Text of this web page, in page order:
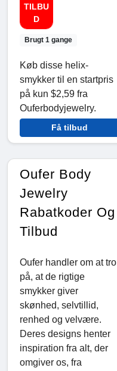
TILBU
D
Brugt 1 gange
Køb disse helix-
smykker til en startpris
på kun $2,59 fra
Ouferbodyjewelry.
Få tilbud
Oufer Body
Jewelry
Rabatkoder Og
Tilbud
Oufer handler om at tro
på, at de rigtige
smykker giver
skønhed, selvtillid,
renhed og velvære.
Deres designs henter
inspiration fra alt, der
omgiver os, fra